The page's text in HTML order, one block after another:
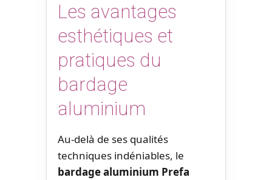
Les avantages
esthétiques et
pratiques du
bardage
aluminium
Au-delà de ses qualités
techniques indéniables, le
bardage aluminium Prefa